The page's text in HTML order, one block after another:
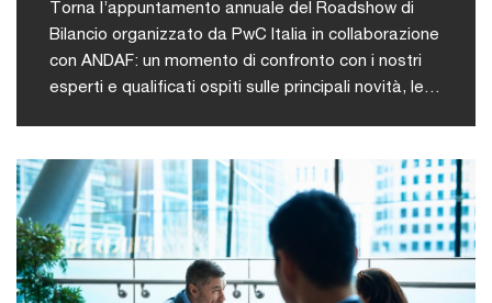
Torna l’appuntamento annuale del Roadshow di
Bilancio organizzato da PwC Italia in collaborazione
con ANDAF: un momento di confronto con i nostri
esperti e qualificati ospiti sulle principali novità, le
implicazioni fiscali.La partecipazione, in presenza, è
libera previa iscrizione al seguente link.L’evento è in
fase di accreditamento per la FPC presso l'ordine
dei Dottori Commercialisti ed Esperti Contabili di
Napoli.